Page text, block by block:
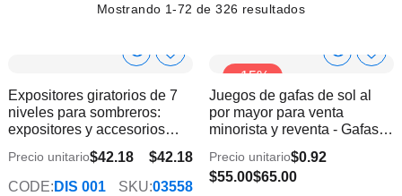
Mostrando 1-72 de326 resultados
Show
Info
Añadir
la
de
deseos
Expositores giratorios de 7
niveles para sombreros:
expositores y accesorios
para sombreros
$42.18
$35.59
Precio unitario$42.18
CODE: DIS 001 SKU:03558
-15%
Show
Info
de
Juegos de gafas de sol al
por mayor para venta
minorista y reventa - Gafas
para niños con expositor | 60
pares
$55.00$65.00
Precio unitario$0.92